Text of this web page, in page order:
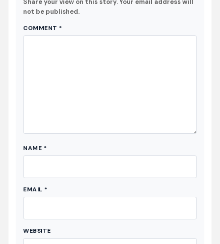
Share your view on this story. Your email address will
not be published.
COMMENT *
NAME *
EMAIL *
WEBSITE